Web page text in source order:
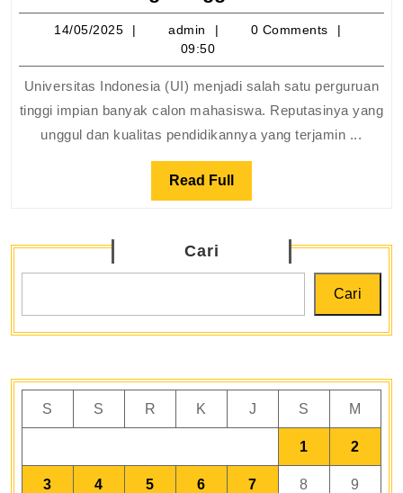
di
UI?
Ini
Biaya
14/05/2025 14/05/2025
admin admin0 Comments
09:50
Universitas Indonesia (UI) menjadi salah satu perguruan
tinggi impian banyak calon mahasiswa. Reputasinya yang
unggul dan kualitas pendidikannya yang terjamin ...
Read Full Read
Full
Cari
Cari
S S R K J S M
1 2
3 4 5 6 7 8 9